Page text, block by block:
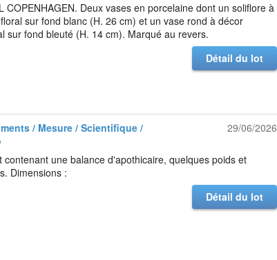
COPENHAGEN. Deux vases en porcelaine dont un soliflore à
sur fond blanc (H. 26 cm) et un vase rond à décor
sur fond bleuté (H. 14 cm). Marqué au revers.
Détail du lot
/ Mesure / Scientifique /
29/06/2026
contenant une balance d'apothicaire, quelques poids et
Dimensions :
Détail du lot